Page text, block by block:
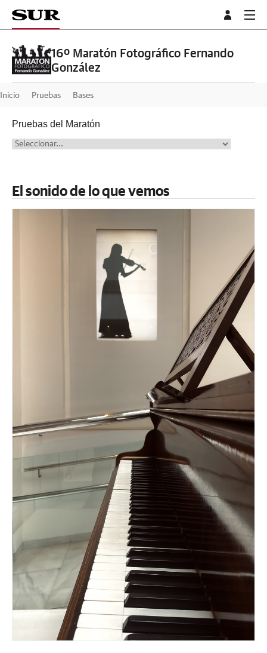
16º Maratón Fotográfico Fernando
González
Inicio Pruebas Bases
Pruebas del Maratón
El sonido de lo que vemos